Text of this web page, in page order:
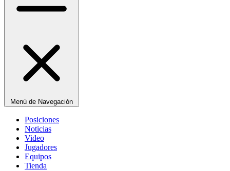
Menú de Navegación
Posiciones
Noticias
Video
Jugadores
Equipos
Tienda